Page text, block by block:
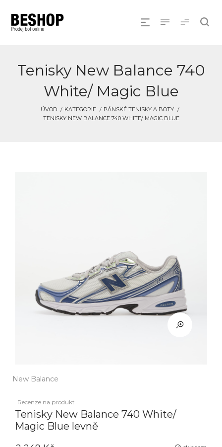
Tenisky New Balance 740
White/ Magic Blue
ÚVOD KATEGORIE
PÁNSKÉ TENISKY A BOTY
TENISKY NEW BALANCE 740 WHITE/ MAGIC BLUE
New Balance
Recenze na produkt
Tenisky New Balance 740 White/
Magic Blue levně